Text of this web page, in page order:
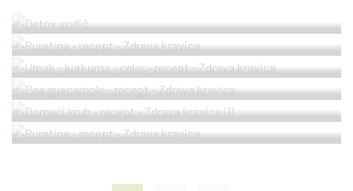
Pea guacamole
Glavni obrok
Domaći kruh
Kruh
Puretina sa grill povrćem i
dva umaka
Glavni obrok Meso